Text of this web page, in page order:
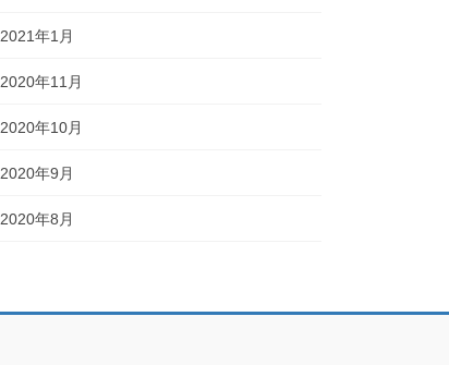
2021年1月
2020年11月
2020年10月
2020年9月
2020年8月